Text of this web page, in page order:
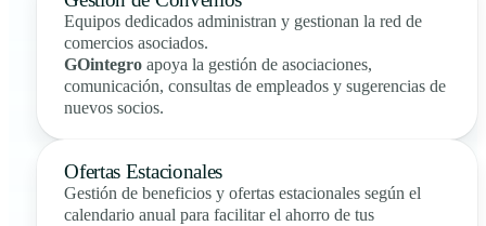
Equipos dedicados administran y gestionan la red de
comercios asociados.
GOintegro apoya la gestión de asociaciones,
comunicación, consultas de empleados y sugerencias de
nuevos socios.
Ofertas Estacionales
Gestión de beneficios y ofertas estacionales según el
calendario anual para facilitar el ahorro de tus